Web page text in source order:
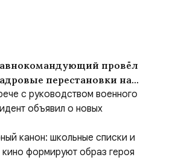
провёл
перестановки на
Министерства
войск
с руководством военного
объявил о новых